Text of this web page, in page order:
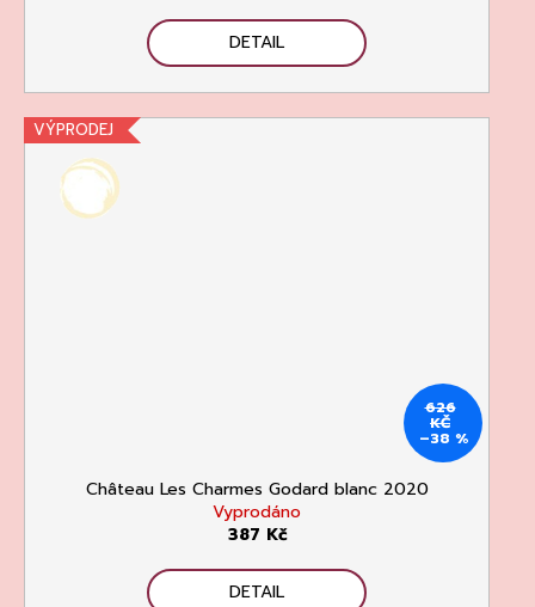
DETAIL
VÝPRODEJ
626
KČ
–38 %
Château Les Charmes Godard blanc 2020
Vyprodáno
387 Kč
DETAIL